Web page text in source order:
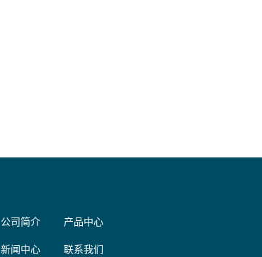
公司简介 产品中心
新闻中心 联系我们